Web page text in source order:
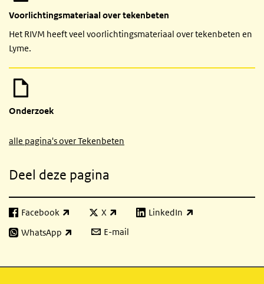
Voorlichtingsmateriaal over tekenbeten
Het RIVM heeft veel voorlichtingsmateriaal over tekenbeten en
Lyme.
Onderzoek
alle pagina's over Tekenbeten
Deel deze pagina
Facebook
(externe link) X
(externe link) LinkedIn
(externe link)
WhatsApp
(externe link) E-mail